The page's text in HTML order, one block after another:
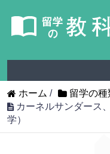
ホーム / 留学の種
カーネルサンダース
学）